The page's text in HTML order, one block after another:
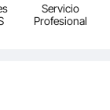
Servicio
Profesional